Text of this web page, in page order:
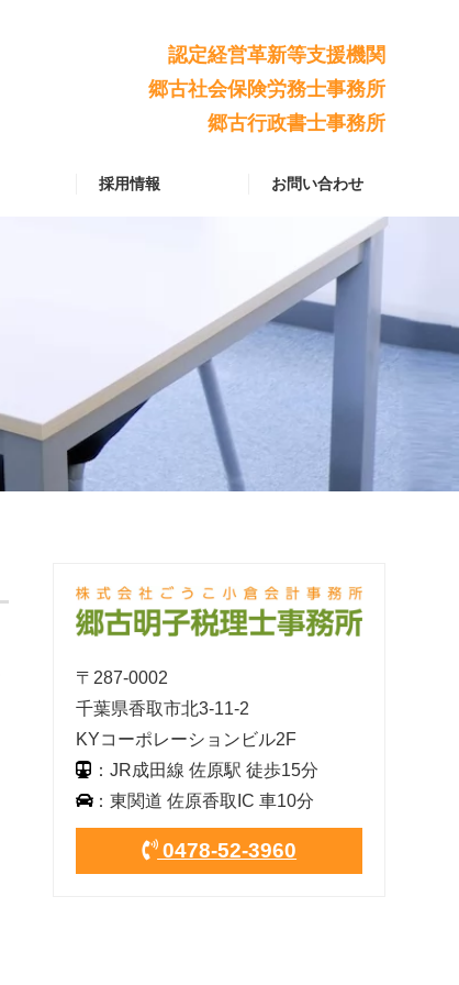
認定経営革新等支援機関
郷古社会保険労務士事務所
郷古行政書士事務所
採用情報 お問い合わせ
〒287-0002
千葉県香取市北3-11-2
KYコーポレーションビル2F
：JR成田線 佐原駅 徒歩15分
：東関道 佐原香取IC 車10分
0478-52-3960